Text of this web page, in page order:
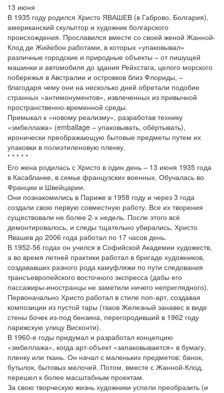
13 июня
В 1935 году родился Христо ЯВАШЕВ (в Габрово, Болгария),
американский скульптор и художник болгарского
происхождения. Прославился вместе со своей женой Жанной-
Клод де Жийебон работами, в которых «упаковывал»
различные городские и природные объекты – от пишущей
машинки и автомобиля до здания Рейхстага, целого морского
побережья в Австралии и островков близ Флориды, –
благодаря чему они на несколько дней обретали подобие
странных «антимонументов», извлеченных из привычной
пространственно-временной среды.
Примыкал к «новому реализму», разработав технику
«эмбеллажа» (emballage – упаковывать, обёртывать),
иронически преображающую бытовые предметы путем их
упаковки в полиэтиленовую пленку.
* * * * *
Его жена родилась с Христо в один день – 13 июня 1935 года
в Касабланке, в семье французских военных. Обучалась во
Франции и Швейцарии.
Они познакомились в Париже в 1958 году и через 3 года
создали свою первую совместную работу. Все их творения
существовали не более 2-х недель. После этого всё
демонтировалось, и следы тщательно убирались. Христо
Явашев до 2006 года работал по 17 часов день.
В 1952-56 годах он учился в Софийской Академии художеств,
а во время летней практики работал в бригаде художников,
создававших разного рода камуфляжи по пути следования
трансъевропейского восточного экспресса (дабы его
пассажиры-иностранцы не заметили ничего неприглядного).
Первоначально Христо работал в стиле поп-арт, создавая
композиции из пустой тары (таков Железный занавес в виде
стены бочек из-под бензина, перегородивший в 1962 году
парижскую улицу Висконти).
В 1960-е годы придумал и разработал концепцию
«эмбеллажа», когда арт-объект «запаковывается» в бумагу,
пленку или ткань. Он начал с маленьких предметов: банок,
бутылок, бытовых мелочей. Потом, вместе с Жанной-Клод,
перешел к более масштабным проектам.
За свою творческую жизнь художники успели преобразить (и